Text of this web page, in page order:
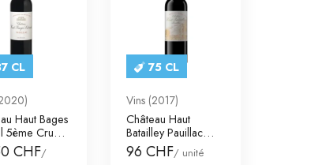
CL
Haut Bages
5ème Cru
Pauill
CHF/
75 CL
Vins (2017)
Château Haut
Batailley Pauillac
5ème Cru Classé
96 CHF/ unité